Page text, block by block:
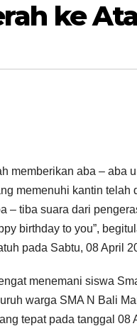
ke
memberikan aba – aba
memenuhi kantin
– tiba suara dari
birthday to you”,
pada Sabtu, 08 April
menemani siswa
warga SMA N Bali
tepat pada tanggal